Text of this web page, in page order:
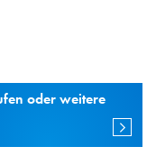
oder weitere